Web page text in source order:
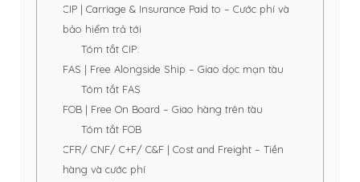
CIP | Carriage & Insurance Paid to – Cước phí và
bảo hiểm trả tới
Tóm tắt CIP:
FAS | Free Alongside Ship – Giao dọc mạn tàu
Tóm tắt FAS
FOB | Free On Board – Giao hàng trên tàu
Tóm tắt FOB
CFR/ CNF/ C+F/ C&F | Cost and Freight – Tiền
hàng và cước phí